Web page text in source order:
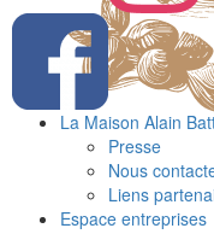
La Maison Alain
Presse
Nous
Liens
Espace entreprises